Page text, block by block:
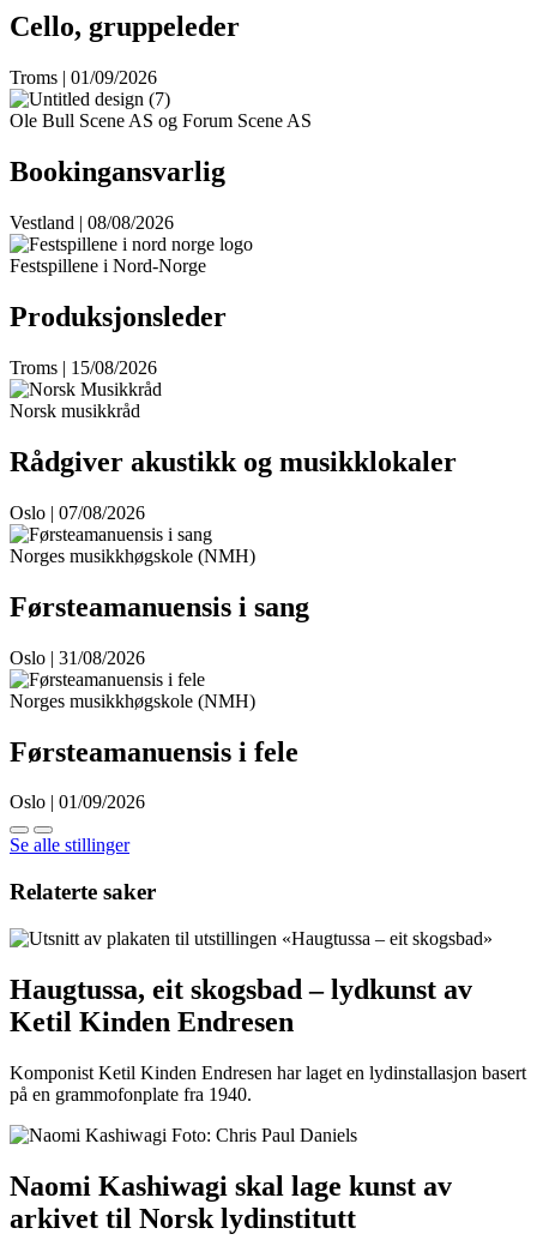
Cello, gruppeleder
Troms | 01/09/2026
Ole Bull Scene AS og Forum Scene AS
Bookingansvarlig
Vestland | 08/08/2026
Festspillene i Nord-Norge
Produksjonsleder
Troms | 15/08/2026
Norsk musikkråd
Rådgiver akustikk og musikklokaler
Oslo | 07/08/2026
Norges musikkhøgskole (NMH)
Førsteamanuensis i sang
Oslo | 31/08/2026
Norges musikkhøgskole (NMH)
Førsteamanuensis i fele
Oslo | 01/09/2026
Se alle stillinger
Relaterte saker
Haugtussa, eit skogsbad – lydkunst av
Ketil Kinden Endresen
Komponist Ketil Kinden Endresen har laget en lydinstallasjon basert
på en grammofonplate fra 1940.
Naomi Kashiwagi skal lage kunst av
arkivet til Norsk lydinstitutt